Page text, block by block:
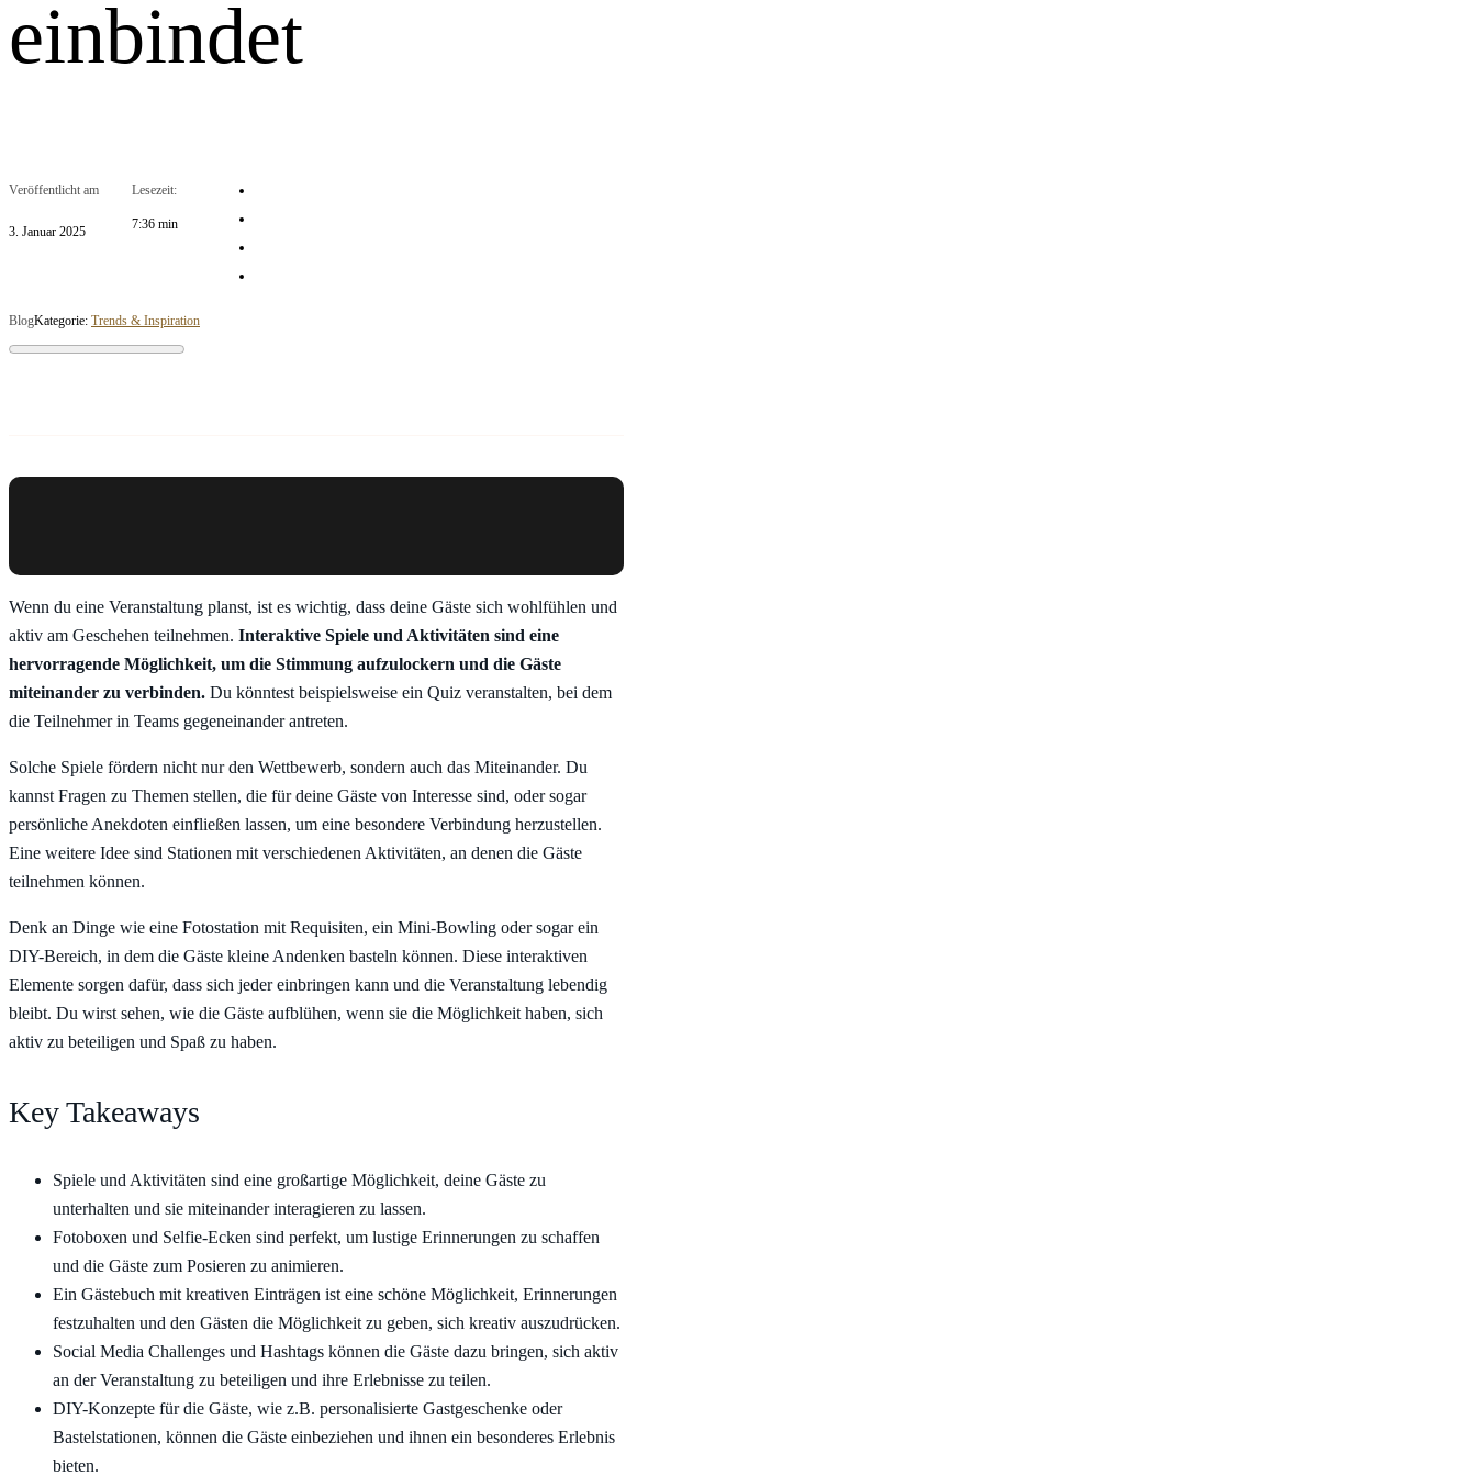
einbindet
Veröffentlicht am
3. Januar 2025
Lesezeit:
7:36 min
BlogKategorie: Trends & Inspiration
Wenn du eine Veranstaltung planst, ist es wichtig, dass deine Gäste sich wohlfühlen und
aktiv am Geschehen teilnehmen. Interaktive Spiele und Aktivitäten sind eine
hervorragende Möglichkeit, um die Stimmung aufzulockern und die Gäste
miteinander zu verbinden. Du könntest beispielsweise ein Quiz veranstalten, bei dem
die Teilnehmer in Teams gegeneinander antreten.
Solche Spiele fördern nicht nur den Wettbewerb, sondern auch das Miteinander. Du
kannst Fragen zu Themen stellen, die für deine Gäste von Interesse sind, oder sogar
persönliche Anekdoten einfließen lassen, um eine besondere Verbindung herzustellen.
Eine weitere Idee sind Stationen mit verschiedenen Aktivitäten, an denen die Gäste
teilnehmen können.
Denk an Dinge wie eine Fotostation mit Requisiten, ein Mini-Bowling oder sogar ein
DIY-Bereich, in dem die Gäste kleine Andenken basteln können. Diese interaktiven
Elemente sorgen dafür, dass sich jeder einbringen kann und die Veranstaltung lebendig
bleibt. Du wirst sehen, wie die Gäste aufblühen, wenn sie die Möglichkeit haben, sich
aktiv zu beteiligen und Spaß zu haben.
Key Takeaways
Spiele und Aktivitäten sind eine großartige Möglichkeit, deine Gäste zu
unterhalten und sie miteinander interagieren zu lassen.
Fotoboxen und Selfie-Ecken sind perfekt, um lustige Erinnerungen zu schaffen
und die Gäste zum Posieren zu animieren.
Ein Gästebuch mit kreativen Einträgen ist eine schöne Möglichkeit, Erinnerungen
festzuhalten und den Gästen die Möglichkeit zu geben, sich kreativ auszudrücken.
Social Media Challenges und Hashtags können die Gäste dazu bringen, sich aktiv
an der Veranstaltung zu beteiligen und ihre Erlebnisse zu teilen.
DIY-Konzepte für die Gäste, wie z.B. personalisierte Gastgeschenke oder
Bastelstationen, können die Gäste einbeziehen und ihnen ein besonderes Erlebnis
bieten.